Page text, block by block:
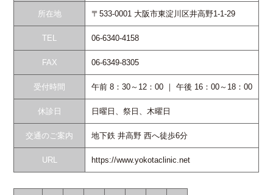
所在地 〒533-0001 大阪市東淀川区井高野1-1-29
TEL 06-6340-4158
FAX 06-6349-8305
受付時間 午前 8：30～12：00 ｜ 午後 16：00～18：00
休診日 日曜日、祭日、木曜日
交通のご案内 地下鉄 井高野 西へ徒歩6分
URL https://www.yokotaclinic.net